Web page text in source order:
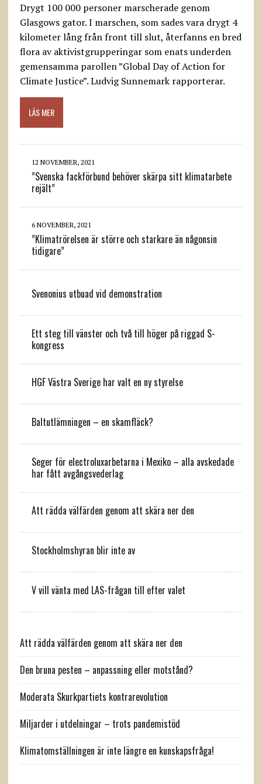
Drygt 100 000 personer marscherade genom
Glasgows gator. I marschen, som sades vara drygt 4
kilometer lång från front till slut, återfanns en bred
flora av aktivistgrupperingar som enats underden
gemensamma parollen ”Global Day of Action for
Climate Justice”. Ludvig Sunnemark rapporterar.
LÄS MER
12 NOVEMBER, 2021
”Svenska fackförbund behöver skärpa sitt klimatarbete
rejält”
6 NOVEMBER, 2021
”Klimatrörelsen är större och starkare än någonsin
tidigare”
Svenonius utbuad vid demonstration
Ett steg till vänster och två till höger på riggad S-
kongress
HGF Västra Sverige har valt en ny styrelse
Baltutlämningen – en skamfläck?
Seger för electroluxarbetarna i Mexiko – alla avskedade
har fått avgångsvederlag
Att rädda välfärden genom att skära ner den
Stockholmshyran blir inte av
V vill vänta med LAS-frågan till efter valet
Att rädda välfärden genom att skära ner den
Den bruna pesten – anpassning eller motstånd?
Moderata Skurkpartiets kontrarevolution
Miljarder i utdelningar – trots pandemistöd
Klimatomställningen är inte längre en kunskapsfråga!